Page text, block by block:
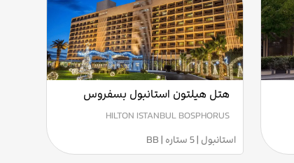
هتل هیلتون استانبول بسفروس
HILTON ISTANBUL BOSPHORUS
استانبول | 5 ستاره | BB